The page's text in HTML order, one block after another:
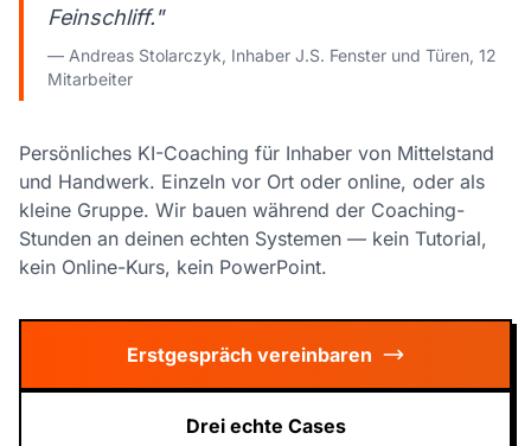
Feinschliff."
— Andreas Stolarczyk, Inhaber J.S. Fenster und Türen, 12
Mitarbeiter
Persönliches KI-Coaching für Inhaber von Mittelstand
und Handwerk. Einzeln vor Ort oder online, oder als
kleine Gruppe. Wir bauen während der Coaching-
Stunden an deinen echten Systemen — kein Tutorial,
kein Online-Kurs, kein PowerPoint.
Erstgespräch vereinbaren
Drei echte Cases